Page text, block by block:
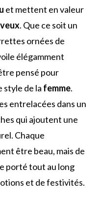
et mettent en valeur
. Que ce soit un
ornées de
élégamment
pensé pour
de la femme.
entrelacées dans un
qui ajoutent une
Chaque
être beau, mais de
porté tout au long
et de festivités.